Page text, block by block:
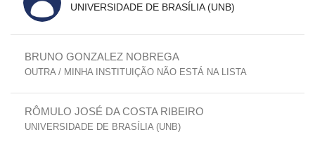
UNIVERSIDADE DE BRASÍLIA (UNB)
BRUNO GONZALEZ NOBREGA
OUTRA / MINHA INSTITUIÇÃO NÃO ESTÁ NA LISTA
RÔMULO JOSÉ DA COSTA RIBEIRO
UNIVERSIDADE DE BRASÍLIA (UNB)